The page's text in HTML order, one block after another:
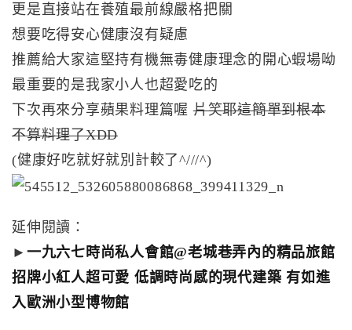
更是直接站在養殖最前線嚴格把關
想要吃得安心健康沒有疑慮
推薦給大家這堅持有機無毒健康理念的開心蝦場呦
最重要的是我家小人也超愛吃的
下次再來分享蘋果料理篇喔片笑耶這簡單到根本
不算料理了XDD
(健康好吃就好就別計較了^///^)
延伸閱讀：
► 一九六七時尚私人會館@老城巷弄內的精品旅館
招牌小紅人超可愛 低調時尚感的現代建築 有如進
入歐洲小型博物館